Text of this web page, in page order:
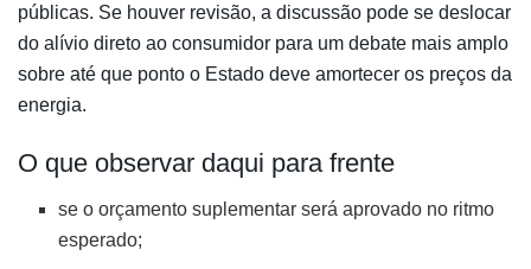
públicas. Se houver revisão, a discussão pode se deslocar
do alívio direto ao consumidor para um debate mais amplo
sobre até que ponto o Estado deve amortecer os preços da
energia.
O que observar daqui para frente
se o orçamento suplementar será aprovado no ritmo
esperado;